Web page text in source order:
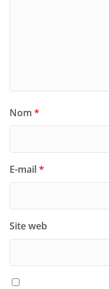
Nom *
E-mail*
Site web